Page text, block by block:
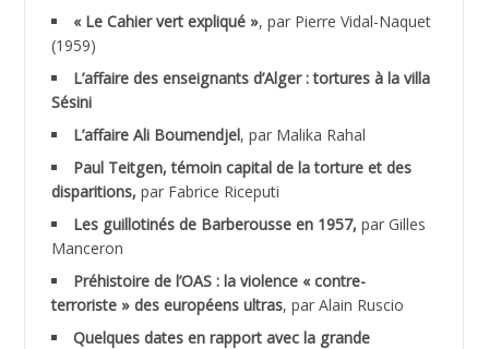
ACHACHE M.*
ACHLAF Ali
ADALMI
ADANE Ramdane *
ADDAD
« Le Cahier vert expliqué », par Pierre Vidal-Naquet
(1959)
L’affaire des enseignants d’Alger : tortures à la villa
Sésini
L’affaire Ali Boumendjel, par Malika Rahal
Paul Teitgen, témoin capital de la torture et des
disparitions, par Fabrice Riceputi
Les guillotinés de Barberousse en 1957, par Gilles
Manceron
Préhistoire de l’OAS : la violence « contre-
terroriste » des européens ultras, par Alain Ruscio
Quelques dates en rapport avec la grande